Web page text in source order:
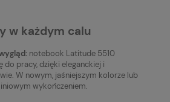
w każdym calu
notebook Latitude 5510
do pracy, dzięki eleganckiej i
W nowym, jaśniejszym kolorze lub
wykończeniem.